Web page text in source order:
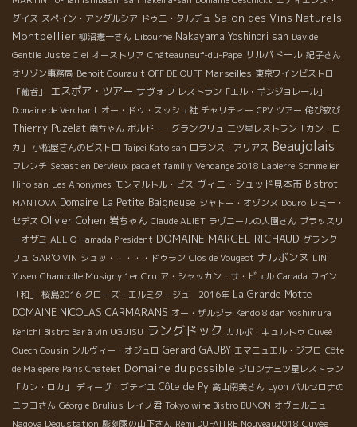
ダイス スペイン・アンダルシア ドゥニ・タルデュ Salon des Vins Naturels
Montpellier 柳沼憲一さん Libourne Nakayama Yoshinori san Davide
Gentile Juste Ciel オーストリア Châteauneuf-du-Pape サルバドール 紀子さん
オリゾン事務局 Benoit Courault OFF DE OUFF Marseilles 東京ワインビストロ
「葡呑」
エスポア・ツアー サヴォワ レストラン「エル・ギンジョレール」
Domaine de Verchant オー・ドゥ・スッシュ社 チャリティー CPV ツアー 侘び寂び
Thierry Puzelat 南ちゃん ボルドー・グランクリュ 三ツ星レストラン「カン・ロ
カ」
小松屋さんのビストロ Taipei Kato san ロランス・アリアス Beaujolais
フレンチ Sebastien Dervieux pacalet familly Vendange 2018 Lapierre Sommelier
Hino san Les Anonymes モンマルトル・ビス ヴィニ・シュッド見本市 Bistrot
MANTOVA Domaine La Petite Baigneuse シャトー・オゾンヌ Douro レミー・
セデス Olivier Cohen 岩ちゃん Claude ALIET ラヴニールの大園さん ブラッスリ
ーオザミ ALLIQ Hamada President DOMAINE MARCEL RICHAUD グランク
リュ GAR'O'VIN シュッ・・・・・ドゥラン Clos de Vougeot ナルボンヌ LIN
Yusen Chambolle Musigny 1er Cru ア・シャッカン・サ・ビュル Canada ワイン
「和」
桜島2016 クローズ・エルミタージュ 2016年 La Grande Motte
DOMAINE NICOLAS CARMARANS オー・ザルジラ Kendo 8 dan Yoshimura
Kenichi Bistro Bar à vin UGUISU ラングドック カルボ・キュルトゥ Cuveé
Ouech Cousin シルヴィー・オジュロ Gerard GAUBY エマニュエル・ジブロ Côte
de Malepère Paris Chatelet Domaine du possible ジロンナ三ツ星レストラン
「カン・ロカ」
ディーヴ・ブテイユ Côte de Py 高山南美さん Lyon バルセロナの
ユウコさん Géorgie Brulius レイノ君 Tokyo wine Bistro BUNON オヴェルニュ
Nagoya Dégustation 彫刻家の山下さん Rémi DUFAITRE Nouveau2018 Cuvée